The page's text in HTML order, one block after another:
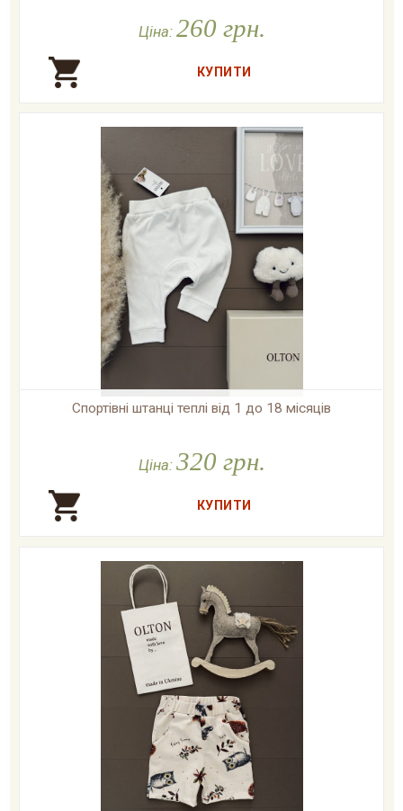
Ціна: 260 грн.
Спортівні штанці теплі від 1 до 18 місяців
Ціна: 320 грн.